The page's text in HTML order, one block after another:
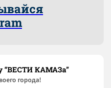
“ВЕСТИ КАМАЗа”
города!